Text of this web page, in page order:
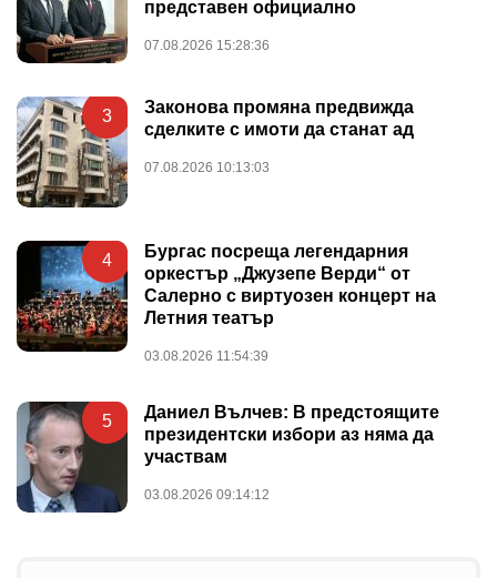
представен официално
07.08.2026 15:28:36
3
Законова промяна предвижда
сделките с имоти да станат ад
07.08.2026 10:13:03
4
Бургас посреща легендарния
оркестър „Джузепе Верди“ от
Салерно с виртуозен концерт на
Летния театър
03.08.2026 11:54:39
5
Даниел Вълчев: В предстоящите
президентски избори аз няма да
участвам
03.08.2026 09:14:12